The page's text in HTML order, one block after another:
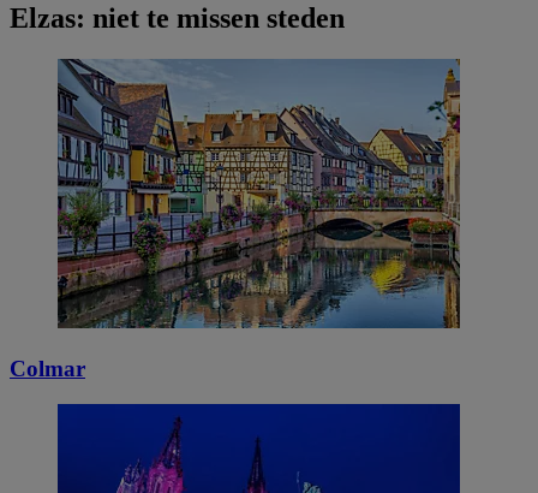
Elzas: niet te missen steden
Colmar